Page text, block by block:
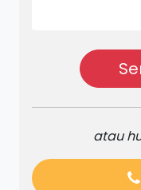
atau